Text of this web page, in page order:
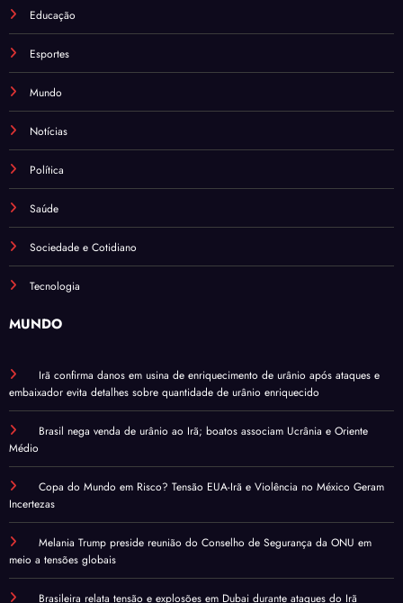
Educação
Esportes
Mundo
Notícias
Política
Saúde
Sociedade e Cotidiano
Tecnologia
MUNDO
Irã confirma danos em usina de enriquecimento de urânio após ataques e
embaixador evita detalhes sobre quantidade de urânio enriquecido
Brasil nega venda de urânio ao Irã; boatos associam Ucrânia e Oriente
Médio
Copa do Mundo em Risco? Tensão EUA-Irã e Violência no México Geram
Incertezas
Melania Trump preside reunião do Conselho de Segurança da ONU em
meio a tensões globais
Brasileira relata tensão e explosões em Dubai durante ataques do Irã